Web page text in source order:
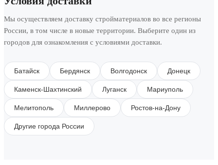
Мы осуществляем доставку стройматериалов во все регионы
России, в том числе в новые территории. Выберите один из
городов для ознакомления с условиями доставки.
Батайск Бердянск Волгодонск Донецк
Каменск-Шахтинский Луганск Мариуполь
Мелитополь Миллерово Ростов-на-Дону
Другие города России